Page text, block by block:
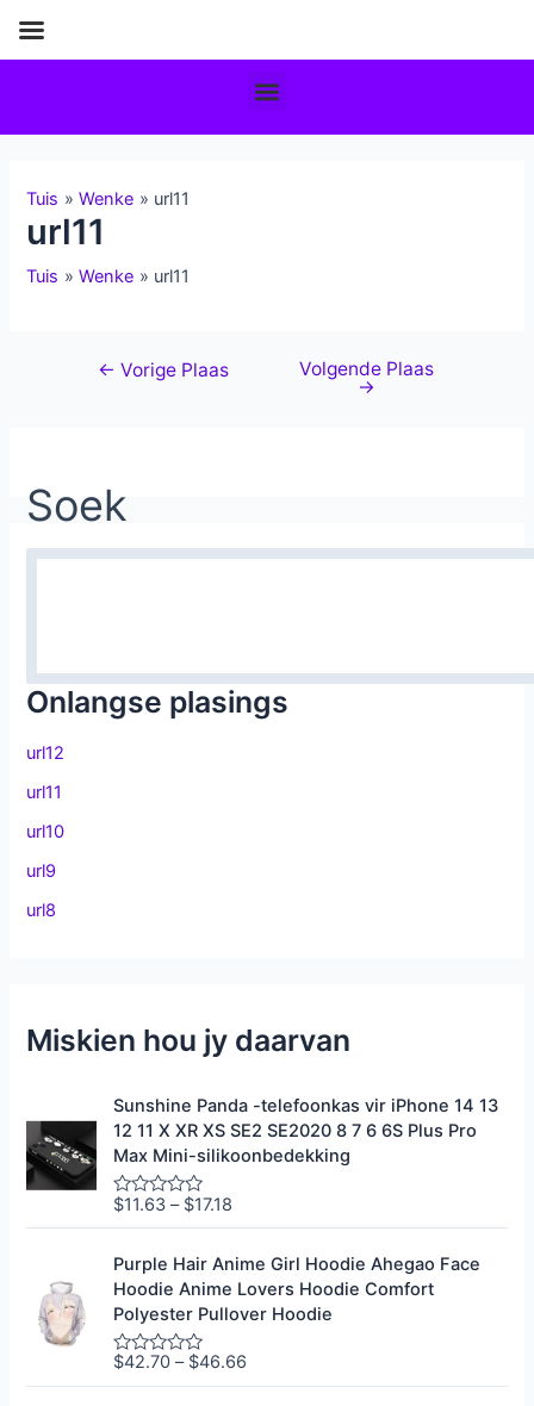
Tuis Wenke url11
url11
Tuis Wenke url11
← Vorige Plaas Volgende Plaas
→
Soek
Onlangse plasings
url12
url11
url10
url9
url8
Miskien hou jy daarvan
Sunshine Panda -telefoonkas vir iPhone 14 13
12 11 X XR XS SE2 SE2020 8 7 6 6S Plus Pro
Max Mini-silikoonbedekking
G
e
r
a
d
e
e
r
0
u
i
$11.63 – $17.18
Purple Hair Anime Girl Hoodie Ahegao Face
Hoodie Anime Lovers Hoodie Comfort
Polyester Pullover Hoodie
G
e
$42.70 – $46.66